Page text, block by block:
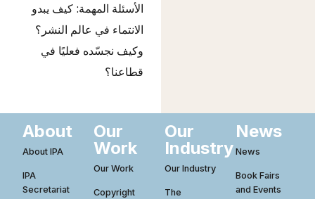
الأسئلة المهمة: كيف يبدو
الانتماء في عالم النشر؟
وكيف نجسّده فعليًا في
قطاعنا؟
About
About IPA
IPA
Secretariat
Our
Work
Our Work
Copyright
Our
Industry
Our Industry
The
News
News
Book Fairs
and Events